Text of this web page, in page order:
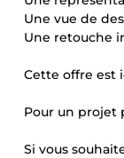
Une vue de
Une retouche
Cette offre est
Pour un projet
Si vous